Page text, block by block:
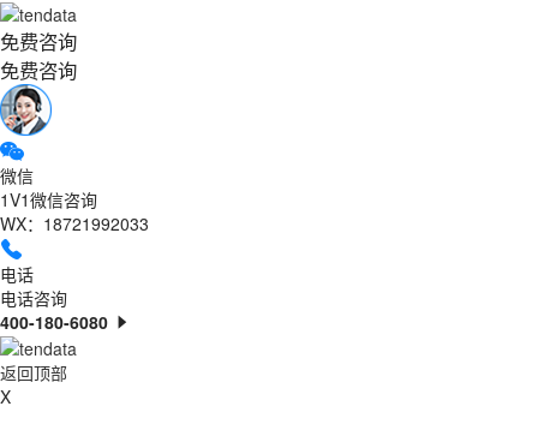
免费咨询
免费咨询
微信
1V1微信咨询
WX：18721992033
电话
电话咨询
400-180-6080
返回顶部
X